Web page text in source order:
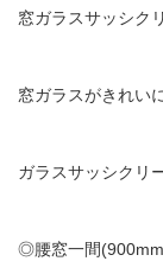
窓ガラスサッシ
窓ガラスがきれい
ガラスサッシクリ
◎腰窓一間